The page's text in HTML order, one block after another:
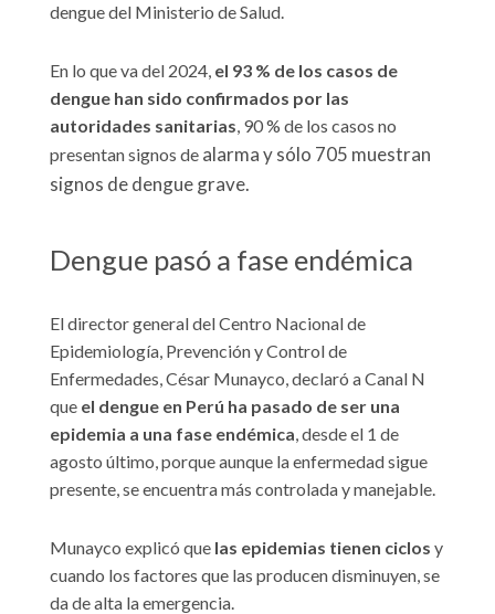
dengue del Ministerio de Salud.
En lo que va del 2024, el 93 % de los casos de
dengue han sido confirmados por las
autoridades sanitarias, 90 % de los casos no
presentan signos de alarma y sólo 705 muestran
signos de dengue grave.
Dengue pasó a fase endémica
El director general del Centro Nacional de
Epidemiología, Prevención y Control de
Enfermedades, César Munayco, declaró a Canal N
que el dengue en Perú ha pasado de ser una
epidemia a una fase endémica, desde el 1 de
agosto último, porque aunque la enfermedad sigue
presente, se encuentra más controlada y manejable.
Munayco explicó que las epidemias tienen ciclos y
cuando los factores que las producen disminuyen, se
da de alta la emergencia.